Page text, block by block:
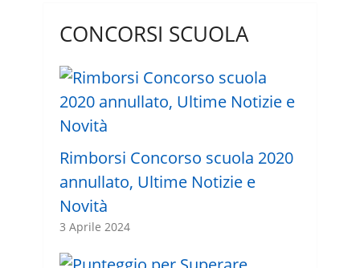
CONCORSI SCUOLA
Rimborsi Concorso scuola 2020
annullato, Ultime Notizie e
Novità
3 Aprile 2024